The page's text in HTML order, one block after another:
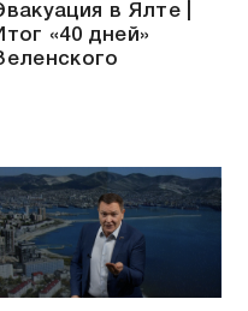
в Ялте |
«40 дней»